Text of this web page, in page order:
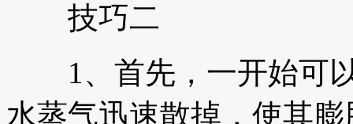
技巧二
1、首先，一开始可
水蒸气迅速散掉，使其